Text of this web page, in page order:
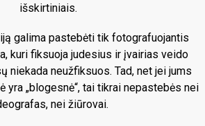
išskirtiniais.
galima pastebėti tik fotografuojantis
kuri fiksuoja judesius ir įvairias veido
niekada neužfiksuos. Tad, net jei jums
yra „blogesnė“, tai tikrai nepastebės nei
nei žiūrovai.